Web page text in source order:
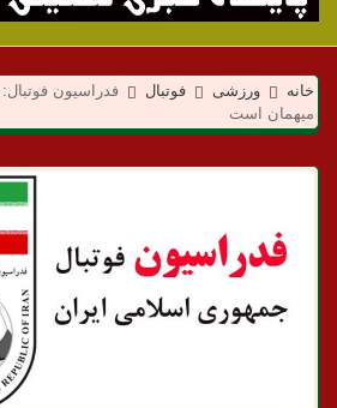
م
ی
د
ن
خانه ورزشی فوتبال
فدراسیون
میهمان است